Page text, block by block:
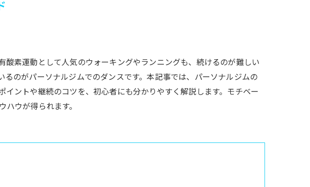
素運動として人気のウォーキングやランニングも、続けるのが難しい
のがパーソナルジムでのダンスです。本記事では、パーソナルジムの
ントや継続のコツを、初心者にも分かりやすく解説します。モチベー
ウが得られます。